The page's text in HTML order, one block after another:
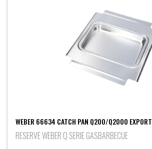
WEBER 66634 CATCH PAN Q200/Q2000 EXPORT
RESERVE WEBER Q SERIE GASBARBECUE